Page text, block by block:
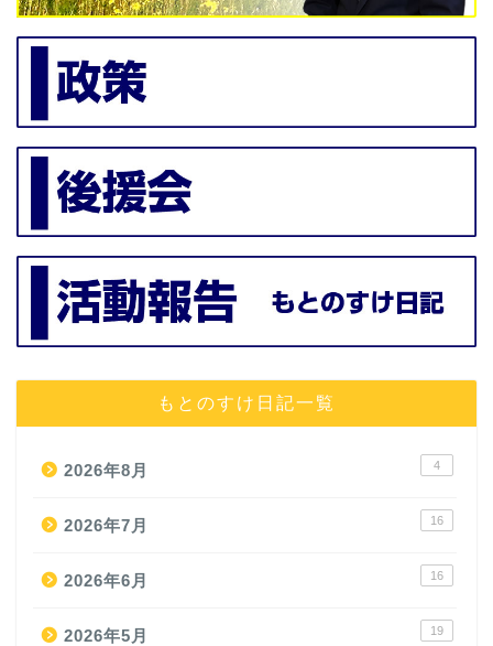
もとのすけ日記一覧
2026年8月 4
2026年7月 16
2026年6月 16
2026年5月 19